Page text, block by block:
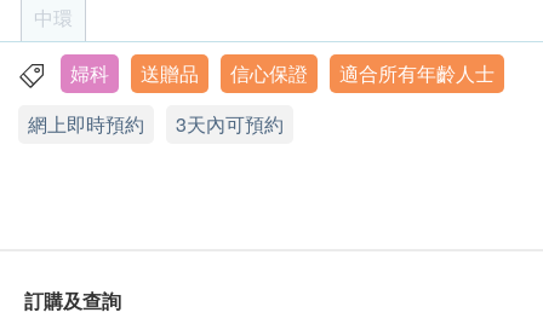
體重
血壓
脈搏
身高體重比例指數分析
醫生檢查及諮詢
年齡
身體檢查計劃只適用於18歲或以上之人士。
有效期
進行健康檢查後，一般情況下，需大概7 - 14 個工作
中環
香港中環皇后大道中99號中環中心42樓4203室
星期一至五︰9:00a.m. – 6:00p.m.
婦科 送贈品 信心保證
適合所有年齡人士
網上即時預約
3天內可預約
訂購及查詢